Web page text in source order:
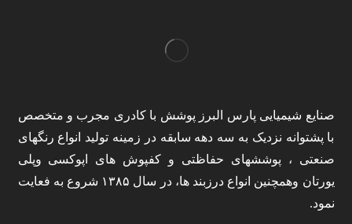
صنایع شیمیایی پارس البرز پوشش با کادری مجرب و متخصص
با پشتوانه نزدیک به سه دهه سابقه در زمینه تولید انواع رنگهای
صنعتی ، پوششهای حفاظتی و کفپوش های اپوکسی وپلی
یورتان وهمچنین انواع درزبند ها، در سال ۱۳۸۵ شروع به فعایت
نمود.